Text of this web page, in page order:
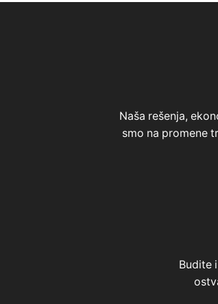
Naša rešenja,
smo na promene
Budite